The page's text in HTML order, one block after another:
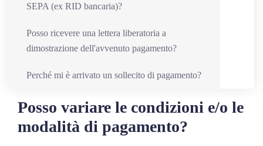
SEPA (ex RID bancaria)?
Posso ricevere una lettera liberatoria a
dimostrazione dell'avvenuto pagamento?
Perché mi è arrivato un sollecito di pagamento?
Posso variare le condizioni e/o le
modalità di pagamento?